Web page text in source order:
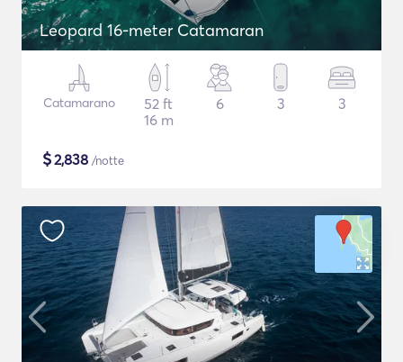
Leopard 16-meter Catamaran
Catamarano
52 ft
16 m
6 3 3
$2,838 /notte